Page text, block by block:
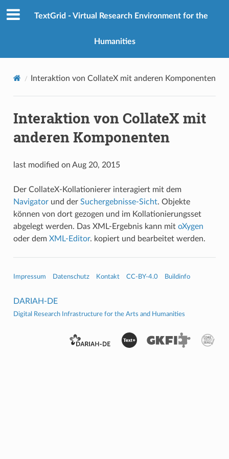
TextGrid - Virtual Research Environment for the
Humanities
Interaktion von CollateX mit anderen Komponenten
Interaktion von CollateX mit
anderen Komponenten
last modified on Aug 20, 2015
Der CollateX-Kollationierer interagiert mit dem
Navigatorund der Suchergebnisse-Sicht. Objekte
können von dort gezogen und im Kollationierungsset
abgelegt werden. Das XML-Ergebnis kann mit oXygen
oder dem XML-Editor. kopiert und bearbeitet werden.
Impressum Datenschutz Kontakt CC-BY-4.0 Buildinfo
DARIAH-DE
Digital Research Infrastructure for the Arts and Humanities